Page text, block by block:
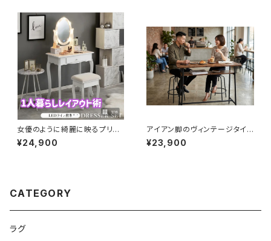
女優のように綺麗に映るプリン
セスドレッサーデスクとスツール
¥24,900
アイアン脚のヴィンテージタイプ
のカウンターテーブル
¥23,900
CATEGORY
ラグ